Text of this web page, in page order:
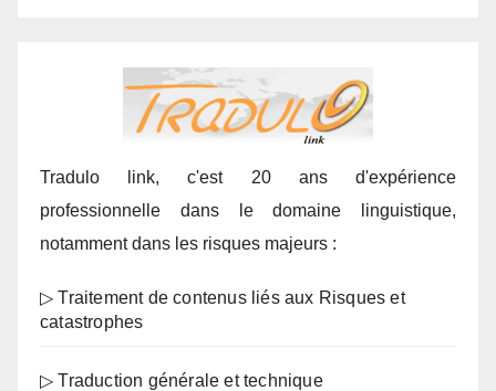
Tradulo link, c'est 20 ans d'expérience
professionnelle dans le domaine linguistique,
notamment dans les risques majeurs :
▷ Traitement de contenus liés aux Risques et
catastrophes
▷ Traduction générale et technique